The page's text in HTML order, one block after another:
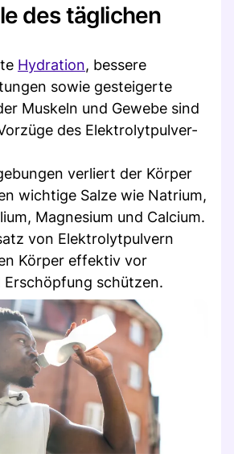
des täglichen
Hydration, bessere
sowie gesteigerte
Muskeln und Gewebe sind
des Elektrolytpulver-
verliert der Körper
wichtige Salze wie Natrium,
Magnesium und Calcium.
von Elektrolytpulvern
Körper effektiv vor
Erschöpfung schützen.